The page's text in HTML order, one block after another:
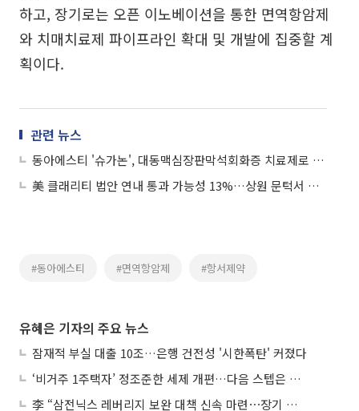
하고, 장기로는 오픈 이노베이션을 통한 면역항암제
와 치매치료제 파이프라인 확대 및 개발에 집중할 계
획이다.
관련 뉴스
동아에스티 '슈가논', 대동맥심장판막석회화증 치료제로 FDA서 2b/3a상 IND 승인
美 클래리티 법안 연내 통과 가능성 13%…상원 문턱서 제동
#동아에스티 #면역항암제 #항서제약
유혜은 기자의 주요 뉴스
잠재적 부실 대출 10조…은행 건전성 '시한폭탄' 커졌다
‘비거주 1주택자’ 정조준한 세제 개편…다음 스텝은 금융 대책
李 “삼전닉스 레버리지 보완 대책 신속 마련⋯장기 채무 과감히 탕감”